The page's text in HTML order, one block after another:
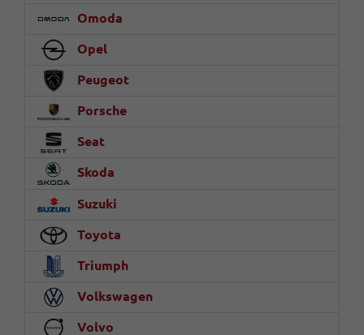
Omoda
Opel
Peugeot
Porsche
Seat
Skoda
Suzuki
Toyota
Triumph
Volkswagen
Volvo